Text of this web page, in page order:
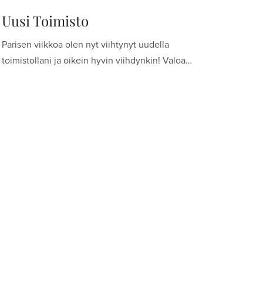
Uusi Toimisto
Parisen viikkoa olen nyt viihtynyt uudella
toimistollani ja oikein hyvin viihdynkin! Valoa…